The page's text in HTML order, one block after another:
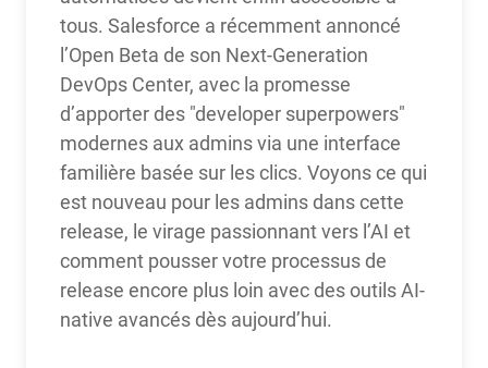
tous. Salesforce a récemment annoncé
l’Open Beta de son Next-Generation
DevOps Center, avec la promesse
d’apporter des "developer superpowers"
modernes aux admins via une interface
familière basée sur les clics. Voyons ce qui
est nouveau pour les admins dans cette
release, le virage passionnant vers l’AI et
comment pousser votre processus de
release encore plus loin avec des outils AI-
native avancés dès aujourd’hui.